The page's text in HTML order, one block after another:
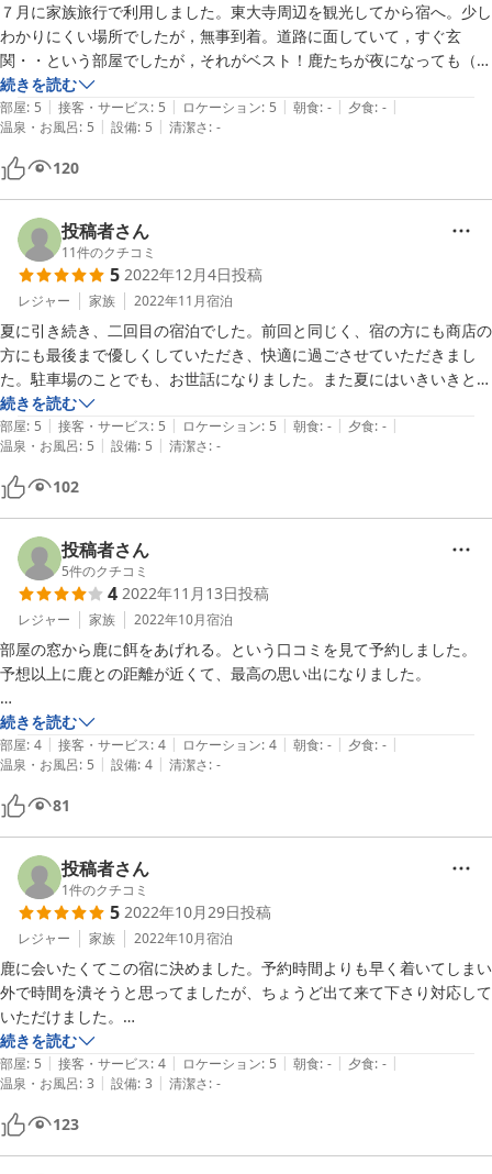
７月に家族旅行で利用しました。東大寺周辺を観光してから宿へ。少し
わかりにくい場所でしたが，無事到着。道路に面していて，すぐ玄
関・・という部屋でしたが，それがベスト！鹿たちが夜になっても（も
ちろん朝もですが）やってきて，鼻汁を窓ガラスにつけていきました
（笑）.部屋にテレビはありませんが，そのおかげで子供たちは鹿と遊
ぶことに夢中でした。朝，涼しいうちに春日大社にも参拝できました。
大大大満足でした。次の奈良旅行の時もお世話になろうと思っていま
続きを読む
部屋: 5 | 接客・サービス: 5 | ロケーション: 5 | 朝食: - | 夕食: - |
温泉・お風呂: 5 | 設備: 5 | 清潔さ: -
120
投稿者さん
11件のクチコミ
5 2022年12月4日投稿
レジャー 家族 2022年11月宿泊
夏に引き続き、二回目の宿泊でした。前回と同じく、宿の方にも商店の
方にも最後まで優しくしていただき、快適に過ごさせていただきまし
た。駐車場のことでも、お世話になりました。また夏にはいきいきと生
えていた雄の角がきられていて、夏とはまた違った鹿の様子を綺麗な紅
葉と共に見ることができました。夏には暑すぎて登れなかった若草山も
宿の目の前だったので、今回は登山にチャレンジしました。奈良の町並
みが一望できて、とても気持ちよかったです。また機会があればぜひ宿
泊したいです。ありがとうございました。
続きを読む
部屋: 5 | 接客・サービス: 5 | ロケーション: 5 | 朝食: - | 夕食: - |
温泉・お風呂: 5 | 設備: 5 | 清潔さ: -
102
投稿者さん
5件のクチコミ
4 2022年11月13日投稿
レジャー 家族 2022年10月宿泊
部屋の窓から鹿に餌をあげれる。という口コミを見て予約しました。
予想以上に鹿との距離が近くて、最高の思い出になりました。
ただ、結構人通りのある道に窓が面しているので、昼間はブラインド下
げっぱなしの状態です(上げると部屋内が丸見え)
ロフトみたいな感じになっていて、子どもはとても気に入った様です。
ただ、ベッドの柵がガタガタ不安定でちょっと危ないなぁと思いまし
た。
続きを読む
部屋: 4 | 接客・サービス: 4 | ロケーション: 4 | 朝食: - | 夕食: - |
温泉・お風呂: 5 | 設備: 4 | 清潔さ: -
81
投稿者さん
1件のクチコミ
5 2022年10月29日投稿
レジャー 家族 2022年10月宿泊
鹿に会いたくてこの宿に決めました。予約時間よりも早く着いてしまい
外で時間を潰そうと思ってましたが、ちょうど出て来て下さり対応して
いただけました。
近くのお土産やさんで鹿せんべいを購入。夜中の2時に鹿が窓の外に来
ていて窓から鹿せんべいをあげました。お布団が軽くて暖かく良い寝具
だったのですが、興奮してなかなか眠れませんでした。
お風呂、お湯を溜めて先に母に入ってもらったらお湯が足首くらいに減
っていたそう。また溜めながら入ったとのこと。次に私が入った時には
大丈夫だったので、最初栓がゆるかったのかな？と思います。
続きを読む
部屋: 5 | 接客・サービス: 4 | ロケーション: 5 | 朝食: - | 夕食: - |
温泉・お風呂: 3 | 設備: 3 | 清潔さ: -
123